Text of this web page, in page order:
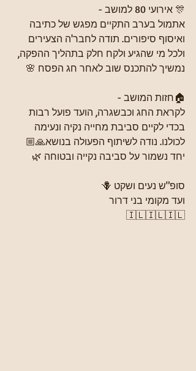
🎊 אירועי 80 למושב -
אתמול בערב התקיים מפגש של כתיבה
ואיסוף סיפורים. תודה לחבר'ה הצעירים
ולכל מי שהגיע ולקח חלק בתהליך ההפקה,
נמשיך להתכנס שוב לאחר חג הפסח 🌸
🏠חזות המושב -
לקראת החג וכבשגרה, הועד פועל רבות
בכדי לקיים סביבת מחייה נקיה ונעימה
לכולנו. נודה לשיתוף הפעולה בנושא🙏🏼
יחד נשמור על סביבה נקייה ובטוחה 🌿
סופ"ש נעים ושקט 🪻
ועד מקומי בני דרור
🇮🇱🇮🇱🇮🇱